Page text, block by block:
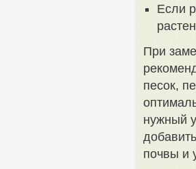
Если
При
песок,
нужный
почвы и